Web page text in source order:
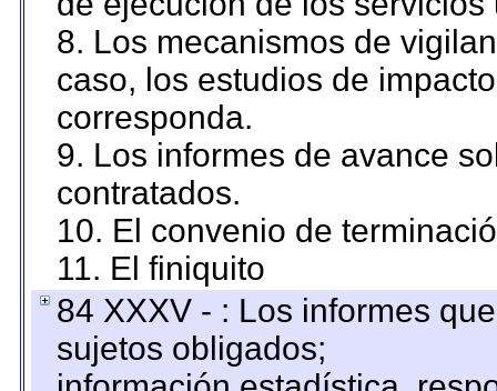
8. Los mecanismos de
caso, los estudios de
corresponda.
9. Los informes de avance
contratados.
10. El convenio de
11. El finiquito
84 XXXV - : Los informes
sujetos obligados;